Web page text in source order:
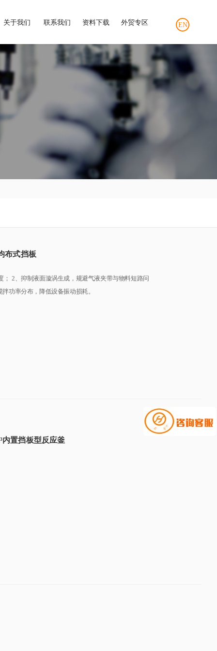
关于我们 联系我们 资料下载 外贸专区 EN
布式挡板
2、抑制液面漩涡生成，规避气液夹带与物料短路问
功率分布，降低设备振动损耗。
内置挡板型反应釜